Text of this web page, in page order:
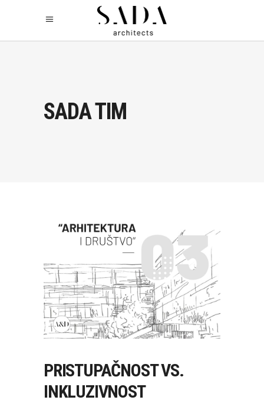
SADA TIM
PRISTUPAČNOST VS.
INKLUZIVNOST